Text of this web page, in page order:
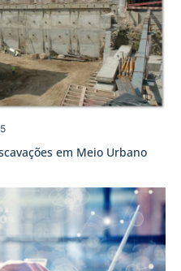
em Meio Urbano